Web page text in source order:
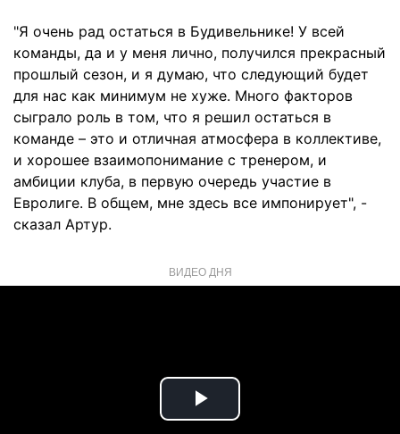
"Я очень рад остаться в Будивельнике! У всей
команды, да и у меня лично, получился прекрасный
прошлый сезон, и я думаю, что следующий будет
для нас как минимум не хуже. Много факторов
сыграло роль в том, что я решил остаться в
команде – это и отличная атмосфера в коллективе,
и хорошее взаимопонимание с тренером, и
амбиции клуба, в первую очередь участие в
Евролиге. В общем, мне здесь все импонирует", -
сказал Артур.
ВИДЕО ДНЯ
Play